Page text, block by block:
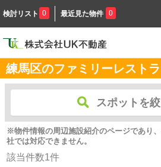
検討リスト 0 最近見た物件 0
練馬区のファミリーレスト
スポットを
※物件情報の周辺施設紹介のページであり
社では対応できません。
該当件数1件